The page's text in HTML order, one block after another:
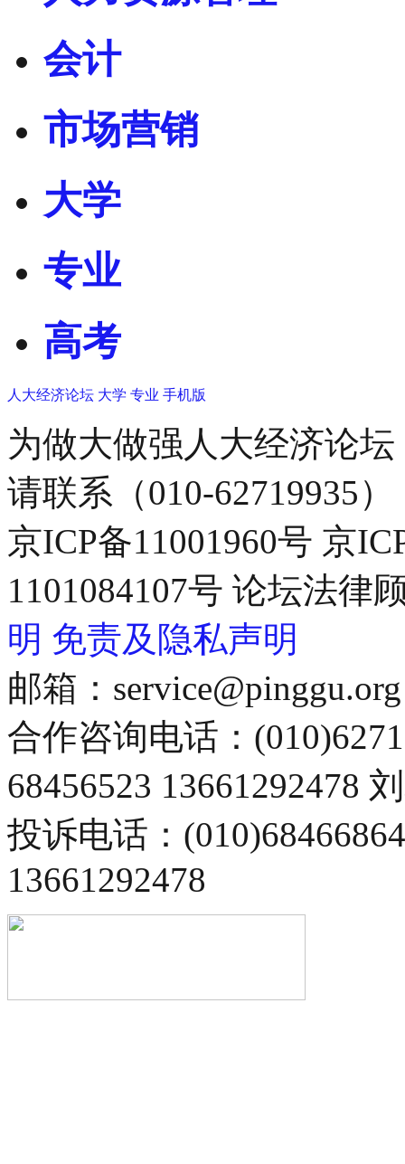
会计
市场营销
大学
专业
高考
人大经济论坛 大学 专业 手机版
为做大做强人大经济论
请联系（010-62719935）
京ICP备11001960号 京
1101084107号 论坛法律
明 免责及隐私声明
邮箱：service@pinggu.org
合作咨询电话：
68456523 13661292478
投诉电话：
13661292478